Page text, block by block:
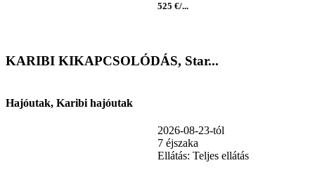
525 €/...
KARIBI KIKAPCSOLÓDÁS, Star...
Hajóutak, Karibi hajóutak
2026-08-23-tól
7 éjszaka
Ellátás: Teljes ellátás